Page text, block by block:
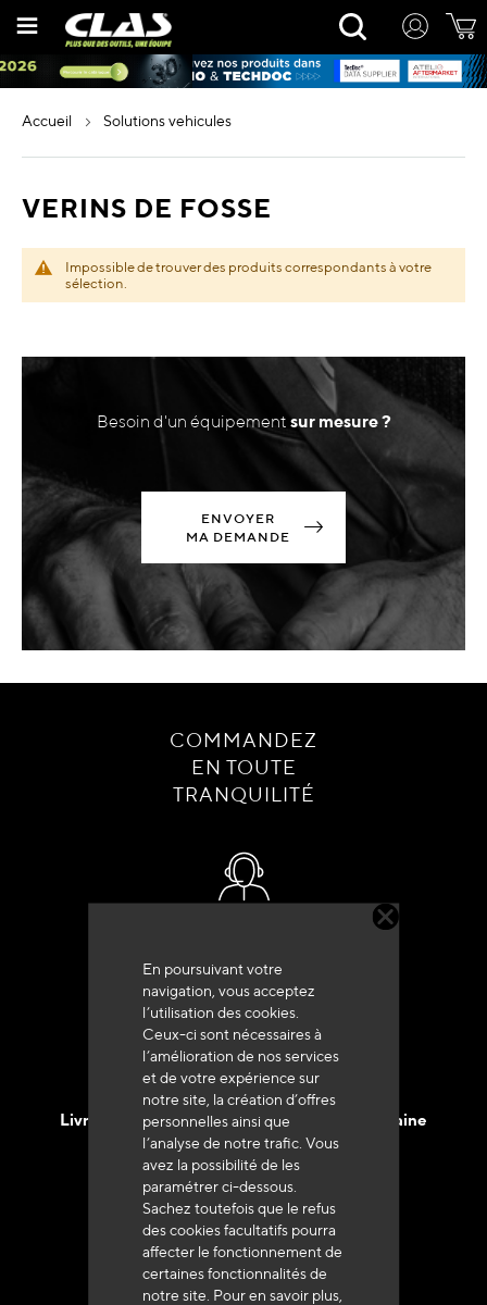
En poursuivant votre
navigation, vous acceptez
l’utilisation des cookies.
Ceux-ci sont nécessaires à
l’amélioration de nos services
et de votre expérience sur
notre site, la création d’offres
personnelles ainsi que
l’analyse de notre trafic. Vous
avez la possibilité de les
paramétrer ci-dessous.
Sachez toutefois que le refus
des cookies facultatifs pourra
affecter le fonctionnement de
certaines fonctionnalités de
notre site. Pour en savoir plus,
Rechercher
accueil solutions vehicules
VERINS DE FOSSE
Impossible de trouver des produits correspondants à votre
sélection.
Besoin d'un équipement sur mesure ?
ENVOYER
MA DEMANDE
COMMANDEZ
EN TOUTE
TRANQUILITÉ
+33 (0)4 79 72 62 22 Taper 1
Livraison en 48h à 72h en France Métropolitaine
Franco de port
à 250 euros*